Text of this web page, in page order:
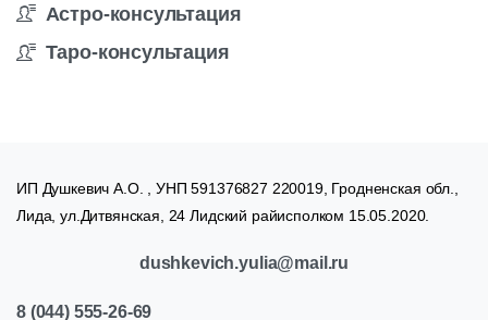
Астро-консультация
Таро-консультация
ИП Душкевич А.О. , УНП 591376827 220019, Гродненская обл.,
Лида, ул.Дитвянская, 24 Лидский райисполком 15.05.2020.
dushkevich.yulia@mail.ru
8 (044) 555-26-69